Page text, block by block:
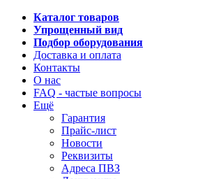
Каталог товаров
Упрощенный вид
Подбор оборудования
Доставка и оплата
Контакты
О нас
FAQ - частые вопросы
Ещё
Гарантия
Прайс-лист
Новости
Реквизиты
Адреса ПВЗ